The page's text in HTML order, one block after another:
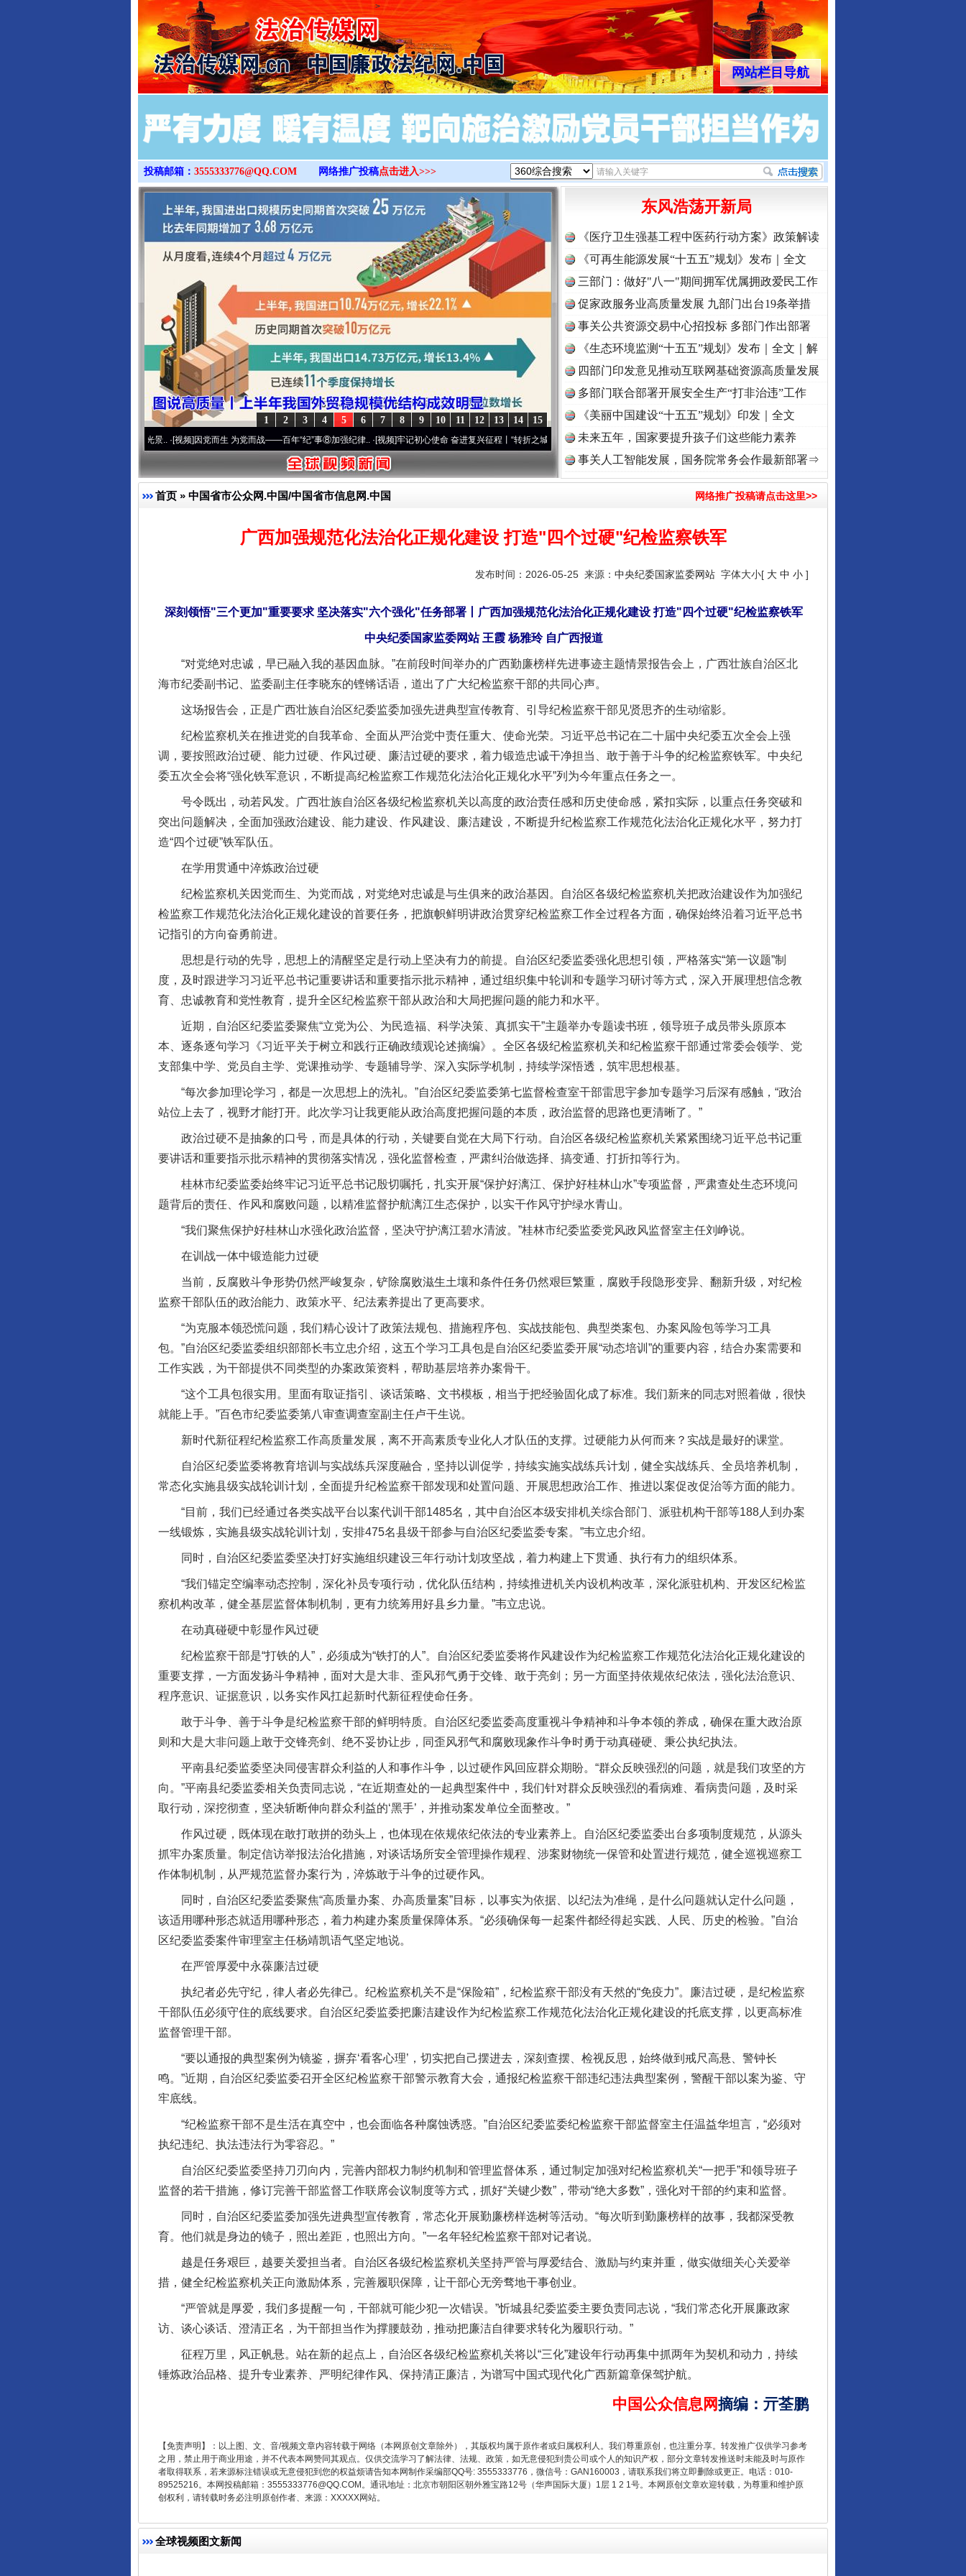
>
网站栏目导航
投稿邮箱： 3555333776@QQ.COM 网络推广投稿点击进入>>>
15
14
13
12
11
10
9
8
7
6
5
4
3
2
1
·[视频]因党而生 为党而战——百年“纪”事⑧加强纪律..·[视频]牢记初心使命 奋进复兴征程丨“转折之城”激荡..·[视频] 牢记初心使命 奋进复兴征程丨红船起航处 潮起..·[视频]一首歌的时间，读懂乐至的“诗与远方”
东风浩荡开新局
《医疗卫生强基工程中医药行动方案》政策解读
《可再生能源发展“十五五”规划》发布｜全文
三部门：做好"八一"期间拥军优属拥政爱民工作
促家政服务业高质量发展 九部门出台19条举措
事关公共资源交易中心招投标 多部门作出部署
《生态环境监测“十五五”规划》发布｜全文｜解
读
四部门印发意见推动互联网基础资源高质量发展
多部门联合部署开展安全生产“打非治违”工作
《美丽中国建设“十五五”规划》印发｜全文
未来五年，国家要提升孩子们这些能力素养
事关人工智能发展，国务院常务会作最新部署⇒
首页 » 中国省市公众网.中国/中国省市信息网.中国 网络推广投稿请点击这里>>
广西加强规范化法治化正规化建设 打造"四个过硬"纪检监察铁军
发布时间：2026-05-25 来源： 中央纪委国家监委网站 字体大小[ 大 中 小 ]
深刻领悟"三个更加"重要要求 坚决落实"六个强化"任务部署丨广西加强规范化法治化正规化建设 打造"四个过硬"纪检监察铁军
中央纪委国家监委网站 王霞 杨雅玲 自广西报道
“对党绝对忠诚，早已融入我的基因血脉。”在前段时间举办的广西勤廉榜样先进事迹主题情景报告会上，广西壮族自治区北
海市纪委副书记、监委副主任李晓东的铿锵话语，道出了广大纪检监察干部的共同心声。
这场报告会，正是广西壮族自治区纪委监委加强先进典型宣传教育、引导纪检监察干部见贤思齐的生动缩影。
纪检监察机关在推进党的自我革命、全面从严治党中责任重大、使命光荣。习近平总书记在二十届中央纪委五次全会上强
调，要按照政治过硬、能力过硬、作风过硬、廉洁过硬的要求，着力锻造忠诚干净担当、敢于善于斗争的纪检监察铁军。中央纪
委五次全会将“强化铁军意识，不断提高纪检监察工作规范化法治化正规化水平”列为今年重点任务之一。
号令既出，动若风发。广西壮族自治区各级纪检监察机关以高度的政治责任感和历史使命感，紧扣实际，以重点任务突破和
突出问题解决，全面加强政治建设、能力建设、作风建设、廉洁建设，不断提升纪检监察工作规范化法治化正规化水平，努力打
造“四个过硬”铁军队伍。
在学用贯通中淬炼政治过硬
纪检监察机关因党而生、为党而战，对党绝对忠诚是与生俱来的政治基因。自治区各级纪检监察机关把政治建设作为加强纪
检监察工作规范化法治化正规化建设的首要任务，把旗帜鲜明讲政治贯穿纪检监察工作全过程各方面，确保始终沿着习近平总书
记指引的方向奋勇前进。
思想是行动的先导，思想上的清醒坚定是行动上坚决有力的前提。自治区纪委监委强化思想引领，严格落实“第一议题”制
度，及时跟进学习习近平总书记重要讲话和重要指示批示精神，通过组织集中轮训和专题学习研讨等方式，深入开展理想信念教
育、忠诚教育和党性教育，提升全区纪检监察干部从政治和大局把握问题的能力和水平。
近期，自治区纪委监委聚焦“立党为公、为民造福、科学决策、真抓实干”主题举办专题读书班，领导班子成员带头原原本
本、逐条逐句学习《习近平关于树立和践行正确政绩观论述摘编》。全区各级纪检监察机关和纪检监察干部通过常委会领学、党
支部集中学、党员自主学、党课推动学、专题辅导学、深入实际学机制，持续学深悟透，筑牢思想根基。
“每次参加理论学习，都是一次思想上的洗礼。”自治区纪委监委第七监督检查室干部雷思宇参加专题学习后深有感触，“政治
站位上去了，视野才能打开。此次学习让我更能从政治高度把握问题的本质，政治监督的思路也更清晰了。”
政治过硬不是抽象的口号，而是具体的行动，关键要自觉在大局下行动。自治区各级纪检监察机关紧紧围绕习近平总书记重
要讲话和重要指示批示精神的贯彻落实情况，强化监督检查，严肃纠治做选择、搞变通、打折扣等行为。
桂林市纪委监委始终牢记习近平总书记殷切嘱托，扎实开展“保护好漓江、保护好桂林山水”专项监督，严肃查处生态环境问
题背后的责任、作风和腐败问题，以精准监督护航漓江生态保护，以实干作风守护绿水青山。
“我们聚焦保护好桂林山水强化政治监督，坚决守护漓江碧水清波。”桂林市纪委监委党风政风监督室主任刘峥说。
在训战一体中锻造能力过硬
当前，反腐败斗争形势仍然严峻复杂，铲除腐败滋生土壤和条件任务仍然艰巨繁重，腐败手段隐形变异、翻新升级，对纪检
监察干部队伍的政治能力、政策水平、纪法素养提出了更高要求。
“为克服本领恐慌问题，我们精心设计了政策法规包、措施程序包、实战技能包、典型类案包、办案风险包等学习工具
包。”自治区纪委监委组织部部长韦立忠介绍，这五个学习工具包是自治区纪委监委开展“动态培训”的重要内容，结合办案需要和
工作实践，为干部提供不同类型的办案政策资料，帮助基层培养办案骨干。
“这个工具包很实用。里面有取证指引、谈话策略、文书模板，相当于把经验固化成了标准。我们新来的同志对照着做，很快
就能上手。”百色市纪委监委第八审查调查室副主任卢干生说。
新时代新征程纪检监察工作高质量发展，离不开高素质专业化人才队伍的支撑。过硬能力从何而来？实战是最好的课堂。
自治区纪委监委将教育培训与实战练兵深度融合，坚持以训促学，持续实施实战练兵计划，健全实战练兵、全员培养机制，
常态化实施县级实战轮训计划，全面提升纪检监察干部发现和处置问题、开展思想政治工作、推进以案促改促治等方面的能力。
“目前，我们已经通过各类实战平台以案代训干部1485名，其中自治区本级安排机关综合部门、派驻机构干部等188人到办案
一线锻炼，实施县级实战轮训计划，安排475名县级干部参与自治区纪委监委专案。”韦立忠介绍。
同时，自治区纪委监委坚决打好实施组织建设三年行动计划攻坚战，着力构建上下贯通、执行有力的组织体系。
“我们锚定空编率动态控制，深化补员专项行动，优化队伍结构，持续推进机关内设机构改革，深化派驻机构、开发区纪检监
察机构改革，健全基层监督体制机制，更有力统筹用好县乡力量。”韦立忠说。
在动真碰硬中彰显作风过硬
纪检监察干部是“打铁的人”，必须成为“铁打的人”。自治区纪委监委将作风建设作为纪检监察工作规范化法治化正规化建设的
重要支撑，一方面发扬斗争精神，面对大是大非、歪风邪气勇于交锋、敢于亮剑；另一方面坚持依规依纪依法，强化法治意识、
程序意识、证据意识，以务实作风扛起新时代新征程使命任务。
敢于斗争、善于斗争是纪检监察干部的鲜明特质。自治区纪委监委高度重视斗争精神和斗争本领的养成，确保在重大政治原
则和大是大非问题上敢于交锋亮剑、绝不妥协让步，同歪风邪气和腐败现象作斗争时勇于动真碰硬、秉公执纪执法。
平南县纪委监委坚决同侵害群众利益的人和事作斗争，以过硬作风回应群众期盼。“群众反映强烈的问题，就是我们攻坚的方
向。”平南县纪委监委相关负责同志说，“在近期查处的一起典型案件中，我们针对群众反映强烈的看病难、看病贵问题，及时采
取行动，深挖彻查，坚决斩断伸向群众利益的‘黑手’，并推动案发单位全面整改。”
作风过硬，既体现在敢打敢拼的劲头上，也体现在依规依纪依法的专业素养上。自治区纪委监委出台多项制度规范，从源头
抓牢办案质量。制定信访举报法治化措施，对谈话场所安全管理操作规程、涉案财物统一保管和处置进行规范，健全巡视巡察工
作体制机制，从严规范监督办案行为，淬炼敢于斗争的过硬作风。
同时，自治区纪委监委聚焦“高质量办案、办高质量案”目标，以事实为依据、以纪法为准绳，是什么问题就认定什么问题，
该适用哪种形态就适用哪种形态，着力构建办案质量保障体系。“必须确保每一起案件都经得起实践、人民、历史的检验。”自治
区纪委监委案件审理室主任杨靖凯语气坚定地说。
在严管厚爱中永葆廉洁过硬
执纪者必先守纪，律人者必先律己。纪检监察机关不是“保险箱”，纪检监察干部没有天然的“免疫力”。廉洁过硬，是纪检监察
干部队伍必须守住的底线要求。自治区纪委监委把廉洁建设作为纪检监察工作规范化法治化正规化建设的托底支撑，以更高标准
监督管理干部。
“要以通报的典型案例为镜鉴，摒弃‘看客心理’，切实把自己摆进去，深刻查摆、检视反思，始终做到戒尺高悬、警钟长
鸣。”近期，自治区纪委监委召开全区纪检监察干部警示教育大会，通报纪检监察干部违纪违法典型案例，警醒干部以案为鉴、守
牢底线。
“纪检监察干部不是生活在真空中，也会面临各种腐蚀诱惑。”自治区纪委监委纪检监察干部监督室主任温益华坦言，“必须对
执纪违纪、执法违法行为零容忍。”
自治区纪委监委坚持刀刃向内，完善内部权力制约机制和管理监督体系，通过制定加强对纪检监察机关“一把手”和领导班子
监督的若干措施，修订完善干部监督工作联席会议制度等方式，抓好“关键少数”，带动“绝大多数”，强化对干部的约束和监督。
同时，自治区纪委监委加强先进典型宣传教育，常态化开展勤廉榜样选树等活动。“每次听到勤廉榜样的故事，我都深受教
育。他们就是身边的镜子，照出差距，也照出方向。”一名年轻纪检监察干部对记者说。
越是任务艰巨，越要关爱担当者。自治区各级纪检监察机关坚持严管与厚爱结合、激励与约束并重，做实做细关心关爱举
措，健全纪检监察机关正向激励体系，完善履职保障，让干部心无旁骛地干事创业。
“严管就是厚爱，我们多提醒一句，干部就可能少犯一次错误。”忻城县纪委监委主要负责同志说，“我们常态化开展廉政家
访、谈心谈话、澄清正名，为干部担当作为撑腰鼓劲，推动把廉洁自律要求转化为履职行动。”
征程万里，风正帆悬。站在新的起点上，自治区各级纪检监察机关将以“三化”建设年行动再集中抓两年为契机和动力，持续
锤炼政治品格、提升专业素养、严明纪律作风、保持清正廉洁，为谱写中国式现代化广西新篇章保驾护航。
中国公众信息网摘编 ： 亓荃鹏
【免责声明】：以上图、文、音/视频文章内容转载于网络（本网原创文章除外），其版权均属于原作者或归属权利人。我们尊重原创，也注重分享。转发推广仅供学习参考
之用，禁止用于商业用途，并不代表本网赞同其观点。仅供交流学习了解法律、法规、政策，如无意侵犯到贵公司或个人的知识产权，部分文章转发推送时未能及时与原作
者取得联系，若来源标注错误或无意侵犯到您的权益烦请告知本网制作采编部QQ号: 3555333776，微信号：GAN160003，请联系我们将立即删除或更正。电话：010-
89525216。本网投稿邮箱：3555333776@QQ.COM。通讯地址：北京市朝阳区朝外雅宝路12号（华声国际大厦）1层 1 2 1号。本网原创文章欢迎转载，为尊重和维护原
创权利，请转载时务必注明原创作者、来源：XXXXX网站。
全球视频图文新闻
茶叶“炒上天”
这是一记警钟！ 谢谢有你温暖了四季 法官巧妙执行解纠纷
在谋一域中谋全局
习近平的博鳌关键词
别拿“量子”当幌子